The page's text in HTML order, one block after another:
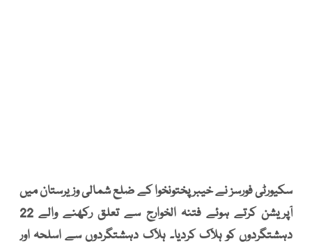
سکیورٹی فورسز نے خیبرپختونخوا کے ضلع شمالی وزیرستان میں
آپریشن کرتے ہوئے فتنہ الخوارج سے تعلق رکھنے والے 22
دہشتگردوں کو ہلاک کردیا۔ ہلاک دہشتگردوں سے اسلحہ اور